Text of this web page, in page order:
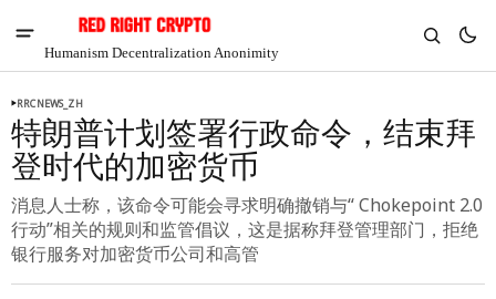
Humanism Decentralization Anonimity
RRCNEWS_ZH
特朗普计划签署行政命令，结束拜
登时代的加密货币
消息人士称，该命令可能会寻求明确撤销与“ Chokepoint 2.0
行动”相关的规则和监管倡议，这是据称拜登管理部门，拒绝
银行服务对加密货币公司和高管